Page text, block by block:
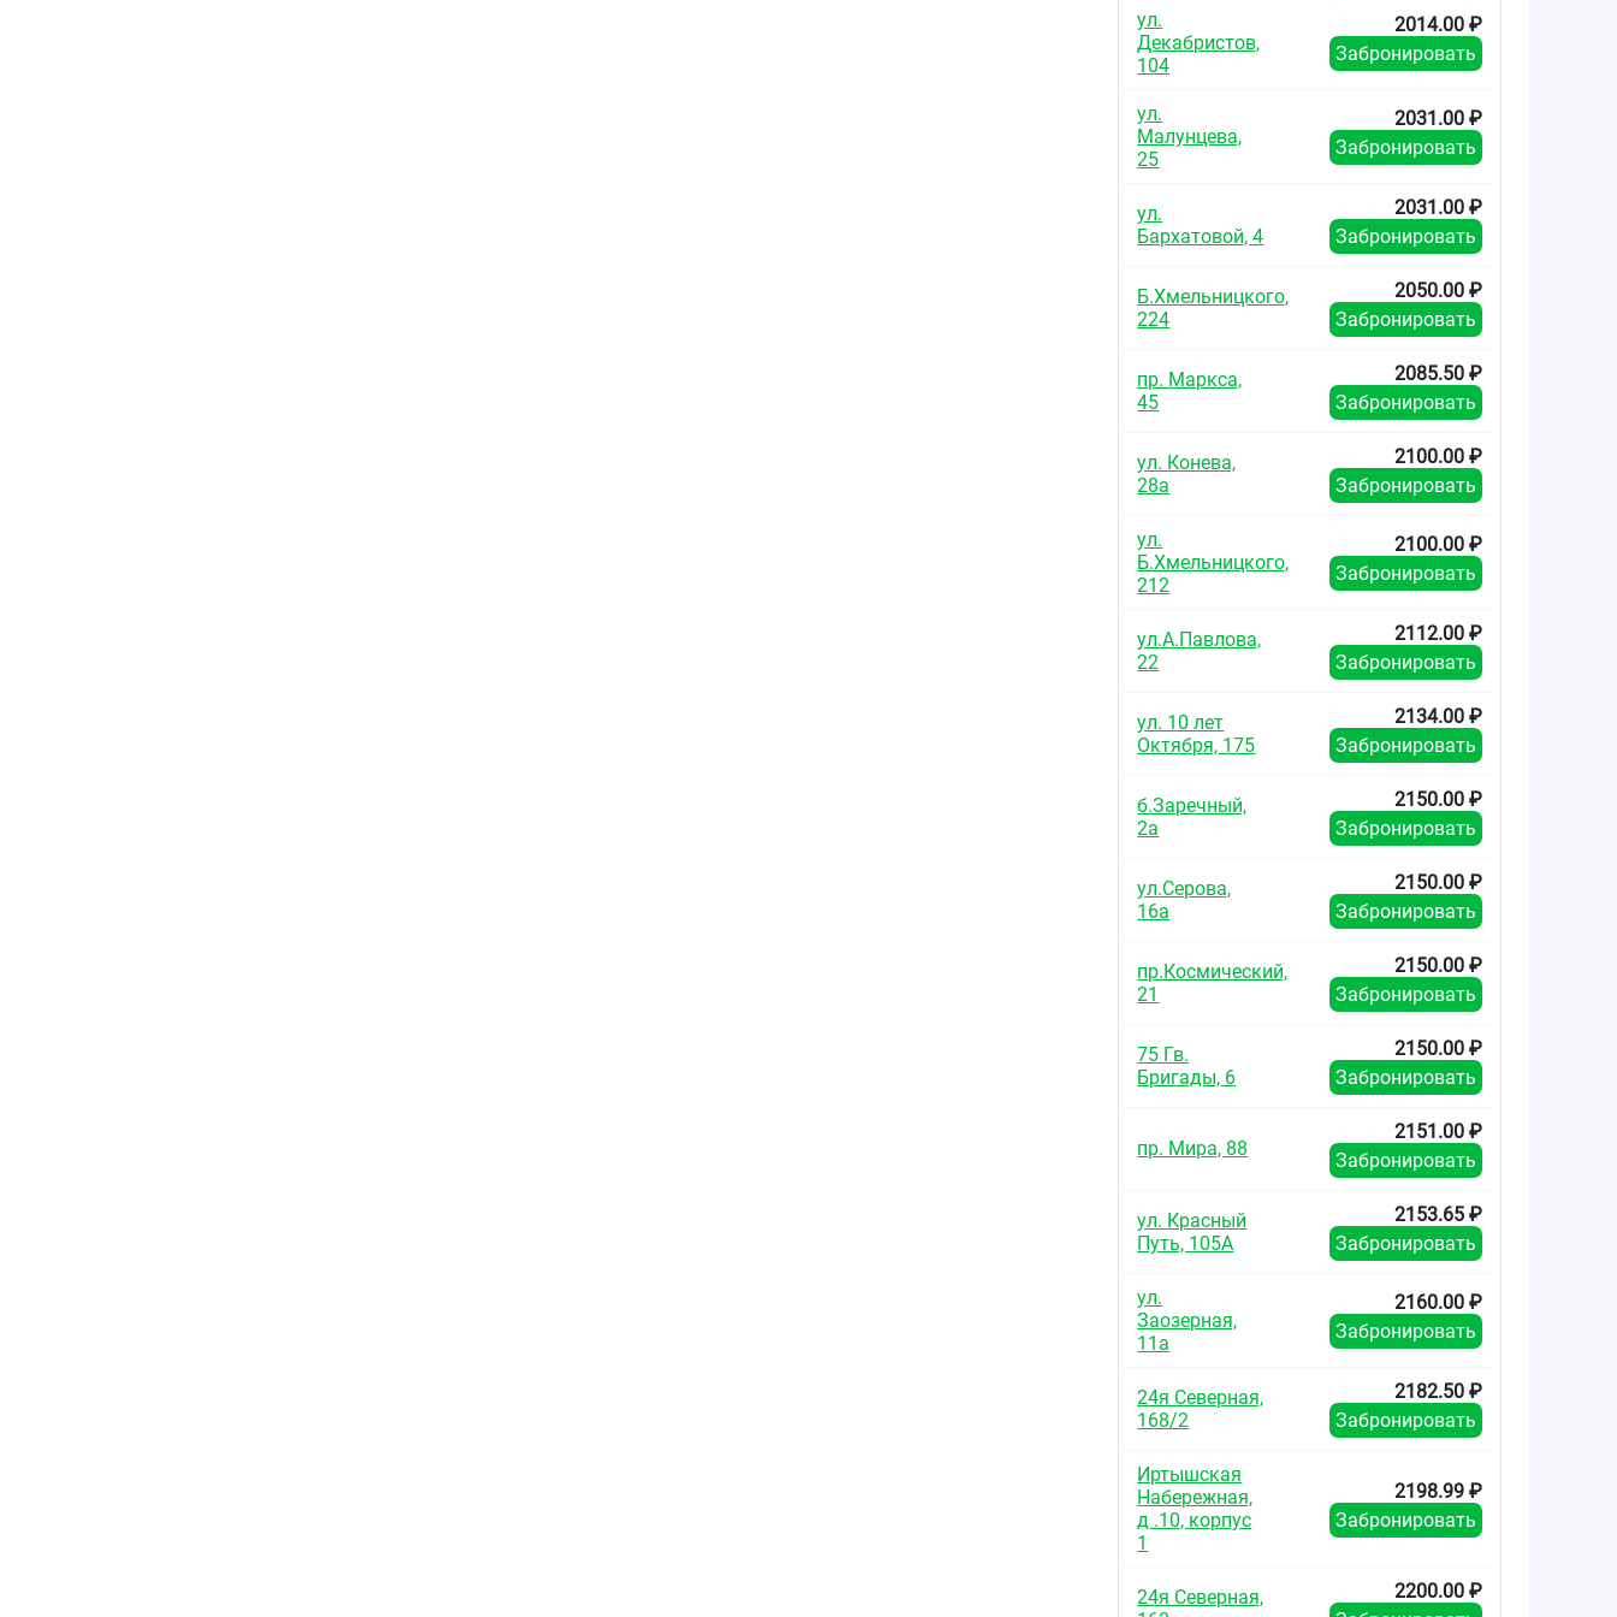
ул.
Декабристов,
104
2014.00 ₽
Забронировать
ул.
Малунцева,
25
2031.00 ₽
Забронировать
ул.
Бархатовой, 4
2031.00 ₽
Забронировать
Б.Хмельницкого,
224
2050.00 ₽
Забронировать
пр. Маркса,
45
2085.50 ₽
Забронировать
ул. Конева,
28а
2100.00 ₽
Забронировать
ул.
Б.Хмельницкого,
212
2100.00 ₽
Забронировать
ул.А.Павлова,
22
2112.00 ₽
Забронировать
ул. 10 лет
Октября, 175
2134.00 ₽
Забронировать
б.Заречный,
2а
2150.00 ₽
Забронировать
ул.Серова,
16а
2150.00 ₽
Забронировать
пр.Космический,
21
2150.00 ₽
Забронировать
75 Гв.
Бригады, 6
2150.00 ₽
Забронировать
пр. Мира, 88
2151.00 ₽
Забронировать
ул. Красный
Путь, 105А
2153.65 ₽
Забронировать
ул.
Заозерная,
11а
2160.00 ₽
Забронировать
24я Северная,
168/2
2182.50 ₽
Забронировать
Иртышская
Набережная,
д .10, корпус
1
2198.99 ₽
Забронировать
24я Северная,
2200.00 ₽